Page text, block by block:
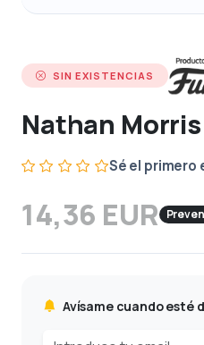
SIN EXISTENCIAS
Nathan Morris
Sé el primero
14,36 EUR
Avísame cuando esté